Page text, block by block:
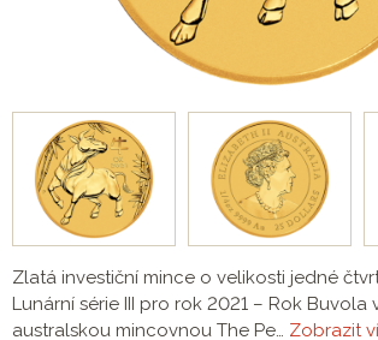
Zlatá investiční mince o velikosti jedné
Lunární série III pro rok 2021 – Rok Buvola
australskou mincovnou The Pe… Zobrazit